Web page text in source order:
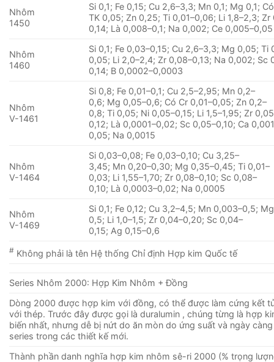
Nhôm
1450
Si 0,1; Fe 0,15; Cu 2,6–3,3; Mn 0,1; Mg 0,1;
TK 0,05; Zn 0,25; Ti 0,01–0,06; Li 1,8–2,3; Zr
0,14; Là 0,008–0,1; Na 0,002; Ce 0,005–0,05
Nhôm
1460
Si 0,1; Fe 0,03–0,15; Cu 2,6–3,3; Mg 0,05; Ti
0,05; Li 2,0–2,4; Zr 0,08–0,13; Na 0,002; Sc
0,14; B 0,0002–0,0003
Nhôm
V-1461
Si 0,8; Fe 0,01–0,1; Cu 2,5–2,95; Mn 0,2–
0,6; Mg 0,05–0,6; Có Cr 0,01–0,05; Zn 0,2–
0,8; Ti 0,05; Ni 0,05–0,15; Li 1,5–1,95; Zr
0,12; Là 0,0001–0,02; Sc 0,05–0,10; Ca
0,05; Na 0,0015
Nhôm
V-1464
Si 0,03–0,08; Fe 0,03–0,10; Cu 3,25–
3,45; Mn 0,20–0,30; Mg 0,35–0,45; Ti 0,01–
0,03; Li 1,55–1,70; Zr 0,08–0,10; Sc 0,08–
0,10; Là 0,0003–0,02; Na 0,0005
Nhôm
V-1469
Si 0,1; Fe 0,12; Cu 3,2–4,5; Mn 0,003–0,5;
0,5; Li 1,0–1,5; Zr 0,04–0,20; Sc 0,04–
0,15; Ag 0,15–0,6
# Không phải là tên Hệ thống Chỉ định Hợp kim Quốc tế
Series Nhôm 2000: Hợp Kim Nhôm + Đồng
Dòng 2000 được hợp kim với đồng, có thể được làm cứng kết
với thép. Trước đây được gọi là duralumin , chúng từng là hợp
biến nhất, nhưng dễ bị nứt do ăn mòn do ứng suất và ngày
series trong các thiết kế mới.
Thành phần danh nghĩa hợp kim nhôm sê-ri 2000 (% trọng